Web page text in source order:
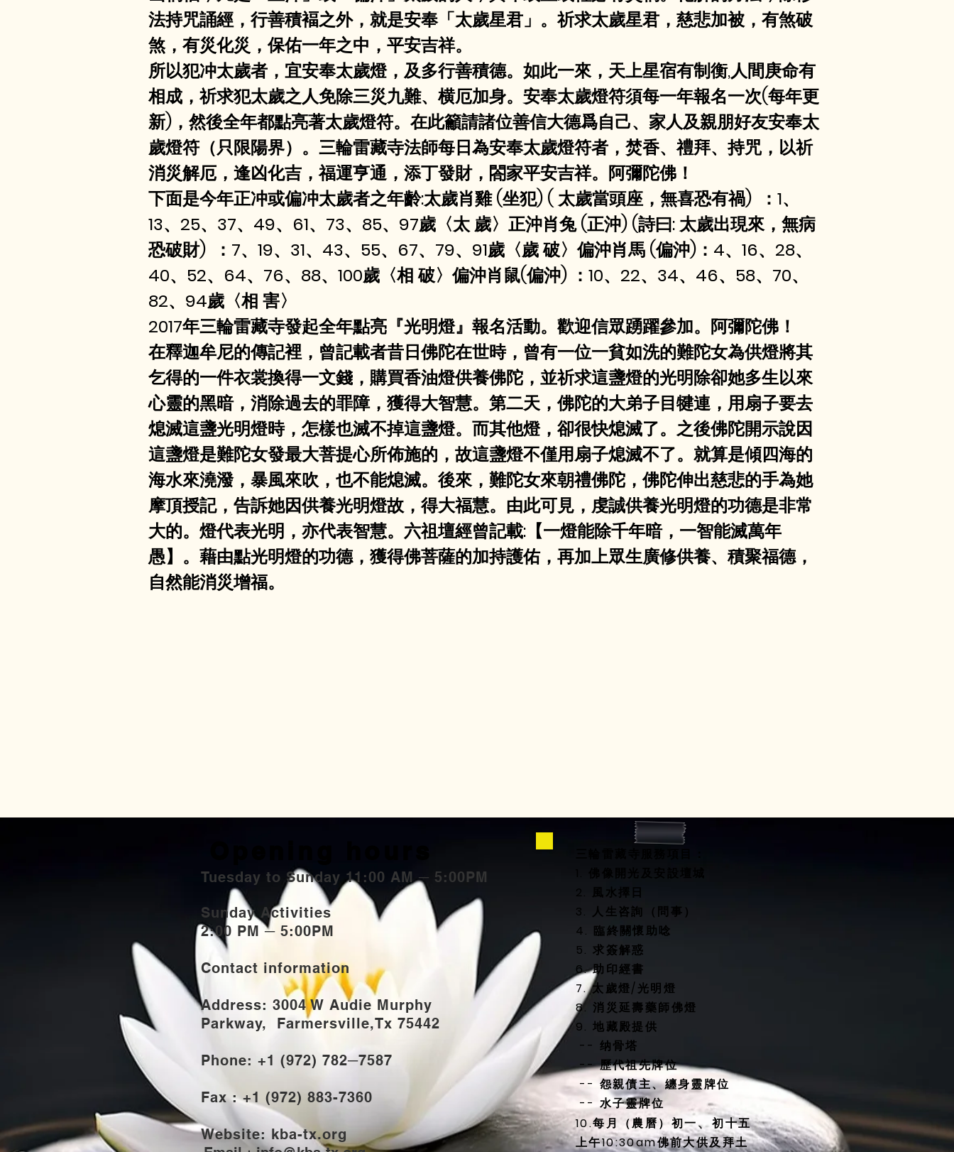
法持咒誦經，行善積褔之外，就是安奉「太歲星君」。祈求太歲星君，慈悲加被，有煞破
煞，有災化災，保佑一年之中，平安吉祥。
所以犯冲太歲者，宜安奉太歲燈，及多行善積德。如此一來，天上星宿有制衡,人間庚命有
相成，祈求犯太歲之人免除三災九難、横厄加身。安奉太歲燈符須每一年報名一次(每年更
新)，然後全年都點亮著太歲燈符。在此籲請諸位善信大德爲自己、家人及親朋好友安奉太
歲燈符（只限陽界）。三輪雷藏寺法師每日為安奉太歲燈符者，焚香、禮拜、持咒，以祈
消災解厄，逢凶化吉，福運亨通，添丁發財，閤家平安吉祥。阿彌陀佛！
下面是今年正冲或偏冲太歲者之年齡:太歲肖雞 (坐犯) ( 太歲當頭座，無喜恐有禍)  ：1、
13、25、37、49、61、73、85、97歲〈太 歲〉正沖肖兔 (正沖) (詩曰: 太歲出現來，無病
恐破財)  ：7、19、31、43、55、67、79、91歲〈歲 破〉偏沖肖馬 (偏沖)：4、16、28、
40、52、64、76、88、100歲〈相 破〉偏沖肖鼠(偏沖) ：10、22、34、46、58、70、
82、94歲〈相 害〉
2017年三輪雷藏寺發起全年點亮『光明燈』報名活動。歡迎信眾踴躍參加。阿彌陀佛！
在釋迦牟尼的傳記裡，曾記載者昔日佛陀在世時，曾有一位一貧如洗的難陀女為供燈將其
乞得的一件衣裳換得一文錢，購買香油燈供養佛陀，並祈求這盞燈的光明除卻她多生以來
心靈的黑暗，消除過去的罪障，獲得大智慧。第二天，佛陀的大弟子目犍連，用扇子要去
熄滅這盞光明燈時，怎樣也滅不掉這盞燈。而其他燈，卻很快熄滅了。之後佛陀開示說因
這盞燈是難陀女發最大菩提心所佈施的，故這盞燈不僅用扇子熄滅不了。就算是傾四海的
海水來澆潑，暴風來吹，也不能熄滅。後來，難陀女來朝禮佛陀，佛陀伸出慈悲的手為她
摩頂授記，告訴她因供養光明燈故，得大福慧。由此可見，虔誠供養光明燈的功德是非常
大的。燈代表光明，亦代表智慧。六祖壇經曾記載:【一燈能除千年暗，一智能滅萬年
愚】。藉由點光明燈的功德，獲得佛菩薩的加持護佑，再加上眾生廣修供養、積聚福德，
自然能消災增福。
Tuesday to Sunday 11:00 AM ─ 5:00PM
Sunday Activities
2:00 PM ─ 5:00PM
Contact information
Address: 3004 W Audie Murphy
Parkway, Farmersville,Tx 75442
Phone: +1 (972) 782─7587
Fax : +1 (972) 883-7360
Website: kba-tx.org
2. 風水擇日
3. 人生咨詢（問事）
4. 臨終關懷助唸
5. 求簽解惑
6. 助印經書
7. 太歲燈/光明燈
8. 消災延壽藥師佛燈
9. 地藏殿提供
-- 纳骨塔
-- 歷代祖先牌位
-- 怨親債主、纏身靈牌位
-- 水子靈牌位
10.每月（農曆）初一、初十五
上午10:30am佛前大供及拜土